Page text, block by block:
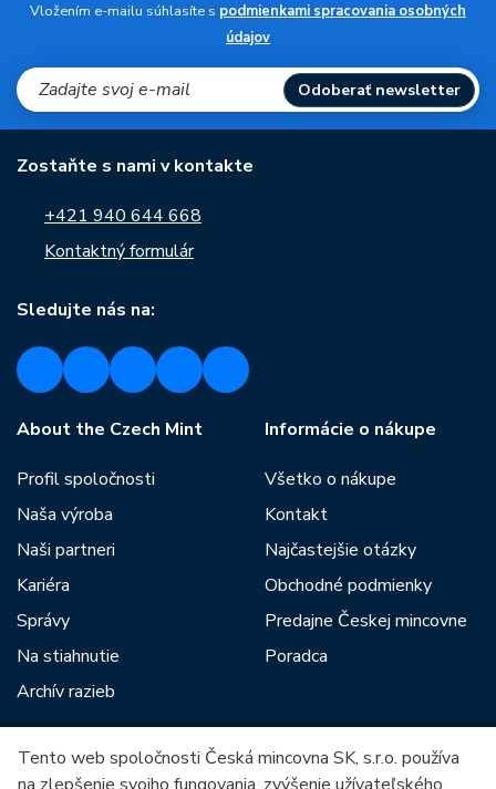
Vložením e-mailu súhlasíte s podmienkami spracovania osobných
údajov
Odoberať newsletter
Zostaňte s nami v kontakte
+421 940 644 668
Kontaktný formulár
Sledujte nás na:
About the Czech Mint
Profil spoločnosti
Naša výroba
Naši partneri
Kariéra
Správy
Na stiahnutie
Archív razieb
Informácie o nákupe
Všetko o nákupe
Kontakt
Najčastejšie otázky
Obchodné podmienky
Predajne Českej mincovne
Poradca
Medzi našich partnerov patria:
Tento web spoločnosti Česká mincovna SK, s.r.o. používa